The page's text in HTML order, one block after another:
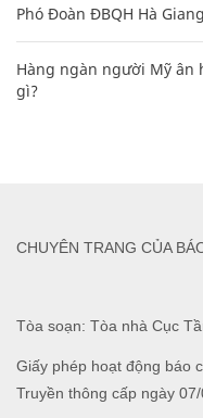
Phó Đoàn ĐBQH Hà
Hàng ngàn người Mỹ ân
gì?
Tòa soạn: Tòa nhà Cục
Giấy phép hoạt động báo
Truyền thông cấp ngày 07/
CHUYÊN TRANG CỦA